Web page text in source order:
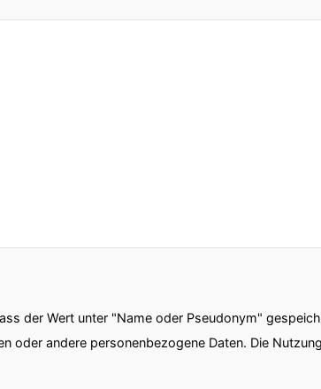
der Wert unter "Name oder Pseudonym"
oder andere personenbezogene Daten. Die